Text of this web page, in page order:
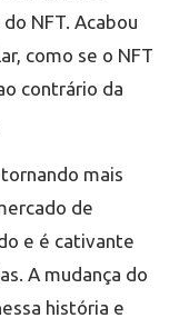
NFT. Acabou
como se o NFT
contrário da
mais
de
e é cativante
A mudança do
história e